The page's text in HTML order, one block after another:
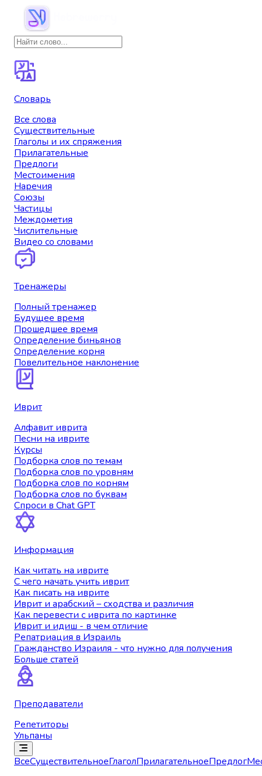
Словарь
Все слова
Существительные
Глаголы и их спряжения
Прилагательные
Предлоги
Местоимения
Наречия
Союзы
Частицы
Междометия
Числительные
Видео со словами
Тренажеры
Полный тренажер
Будущее время
Прошедшее время
Определение биньянов
Определение корня
Повелительное наклонение
Иврит
Алфавит иврита
Песни на иврите
Курсы
Подборка слов по темам
Подборка слов по уровням
Подборка слов по корням
Подборка слов по буквам
Спроси в Chat GPT
Информация
Как читать на иврите
С чего начать учить иврит
Как писать на иврите
Иврит и арабский – сходства и различия
Как перевести с иврита по картинке
Иврит и идиш - в чем отличие
Репатриация в Израиль
Гражданство Израиля - что нужно для получения
Больше статей
Преподаватели
Репетиторы
Ульпаны
ВсеСуществительноеГлаголПрилагательноеПредлог